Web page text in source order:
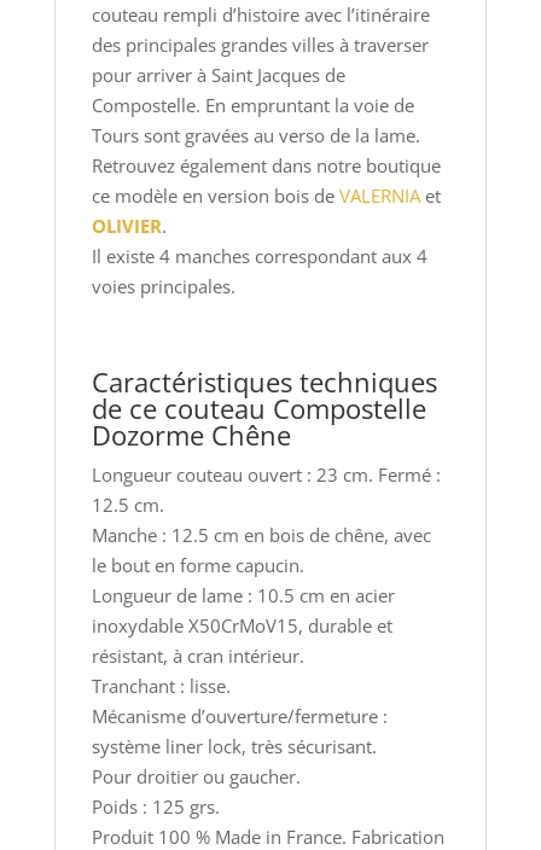
couteau rempli d’histoire avec l’itinéraire
des principales grandes villes à traverser
pour arriver à Saint Jacques de
Compostelle. En empruntant la voie de
Tours sont gravées au verso de la lame.
Retrouvez également dans notre boutique
ce modèle en version bois de VALERNIAet
OLIVIER.
Il existe 4 manches correspondant aux 4
voies principales.
Caractéristiques techniques
de ce couteau Compostelle
Dozorme Chêne
Longueur couteau ouvert : 23 cm. Fermé :
12.5 cm.
Manche : 12.5 cm en bois de chêne, avec
le bout en forme capucin.
Longueur de lame : 10.5 cm en acier
inoxydable X50CrMoV15, durable et
résistant, à cran intérieur.
Tranchant : lisse.
Mécanisme d’ouverture/fermeture :
système liner lock, très sécurisant.
Pour droitier ou gaucher.
Poids : 125 grs.
Produit 100 % Made in France. Fabrication